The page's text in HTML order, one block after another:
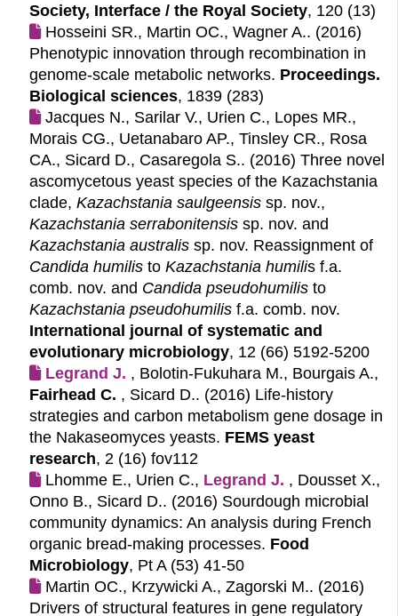
Society, Interface / the Royal Society, 120 (13)
Hosseini SR., Martin OC., Wagner A.. (2016)
Phenotypic innovation through recombination in
genome-scale metabolic networks. Proceedings.
Biological sciences, 1839 (283)
Jacques N., Sarilar V., Urien C., Lopes MR.,
Morais CG., Uetanabaro AP., Tinsley CR., Rosa
CA., Sicard D., Casaregola S.. (2016) Three novel
ascomycetous yeast species of the Kazachstania
clade, Kazachstania saulgeensissp. nov.,
Kazachstania serrabonitensissp. nov. and
Kazachstania australissp. nov. Reassignment of
Candida humilisto Kazachstania humilis f.a.
comb. nov. and Candida pseudohumilisto
Kazachstania pseudohumilisf.a. comb. nov.
International journal of systematic and
evolutionary microbiology, 12 (66) 5192-5200
Legrand J. , Bolotin-Fukuhara M., Bourgais A.,
Fairhead C. , Sicard D.. (2016) Life-history
strategies and carbon metabolism gene dosage in
the Nakaseomyces yeasts. FEMS yeast
research, 2 (16) fov112
Lhomme E., Urien C., Legrand J. , Dousset X.,
Onno B., Sicard D.. (2016) Sourdough microbial
community dynamics: An analysis during French
organic bread-making processes. Food
Microbiology, Pt A (53) 41-50
Martin OC., Krzywicki A., Zagorski M.. (2016)
Drivers of structural features in gene regulatory